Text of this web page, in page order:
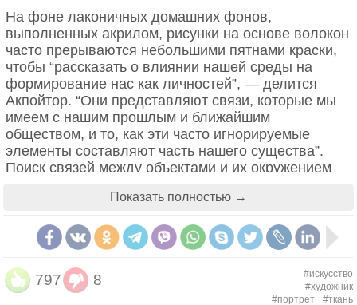
развертывается."
На фоне лаконичных домашних фонов,
выполненных акрилом, рисунки на основе волокон
часто прерываются небольшими пятнами краски,
чтобы “рассказать о влиянии нашей среды на
формирование нас как личностей”, — делится
Акпойтор. “Они представляют связи, которые мы
имеем с нашим прошлым и ближайшим
обществом, и то, как эти часто игнорируемые
элементы составляют часть нашего существа”.
Поиск связей между объектами и их окружением
работа посвящена влиянию текущего момента, в
предыдущих поколений оказывают длительное
воздействие.
Картины Марселлины Осегале Акпойотор
представлены галереей Rele, где ее работы будут
Показать полностью →
797 8
#искусство
#художник
#портрет
#ткань